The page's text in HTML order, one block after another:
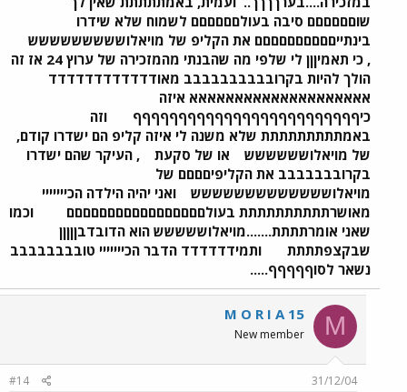
שוםםםםםם סיבה בעולםםםםםם לשמוח שלא שידרו
בינתייםםםםםםםםםם את הקליפ של מויאלוששששששששש
, כי תאמיןןן לי שלפי מה שהבנתי מהמזכירה של ערוץ 24 אז זה
הולך להיות בקרובבבבבבבבבב מאודדדדדדדדדדדד
אאאאאאאאאאאאאאאאאאאא איזה
כיףףףףףףףףףףףףףףףףףףףףףףףףף
וזה
באמתתתתתתתתת שלא משנה לי איזה קליפ הם ישדרו קודם,
של מויאלושששששש
או של סקעת
, העיקר שהם ישדרו
בקרובבבבבבב את הקליפיםםםם של
מויאלוששששששששששששש
ואני יהיה הילדה הכייייייי
מאושרתתתתתתתתתת בעולםםםםםםםםםםםםםםםםם
וכמו
שאני אומרתתתת.......מויאלוששששש הוא הדובדבןןןןן
שבקצפתתתת
ותמידדדדדד הדבר הכייייייי טובבבבבבבב
נשאר לסוףףףףף.....
M
M O R I A 15
New member
31/12/04
#14